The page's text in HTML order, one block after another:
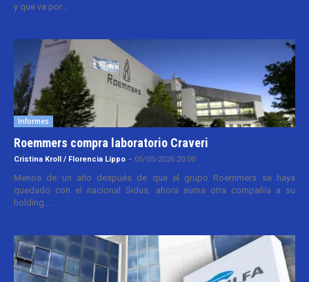
y que va por...
Informes
Roemmers compra laboratorio Craveri
Cristina Kroll / Florencia Lippo - 05/05/2026 20:00
Menos de un año después de que el grupo Roemmers se haya
quedado con el nacional Sidus, ahora suma otra compañía a su
holding....